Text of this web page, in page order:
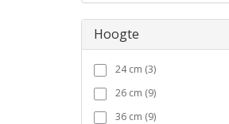
Hoogte
24 cm (3)
26 cm (9)
36 cm (9)